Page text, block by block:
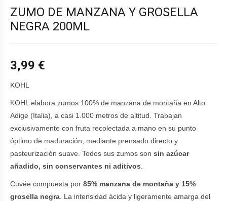
ZUMO DE MANZANA Y GROSELLA
NEGRA 200ML
3,99 €
KOHL
KOHL elabora zumos 100% de manzana de montaña en Alto
Adige (Italia), a casi 1.000 metros de altitud. Trabajan
exclusivamente con fruta recolectada a mano en su punto
óptimo de maduración, mediante prensado directo y
pasteurización suave. Todos sus zumos son sin azúcar
añadido, sin conservantes ni aditivos
Cuvée compuesta por 85% manzana de montaña y 15%
grosella negra . La intensidad ácida y ligeramente amarga del